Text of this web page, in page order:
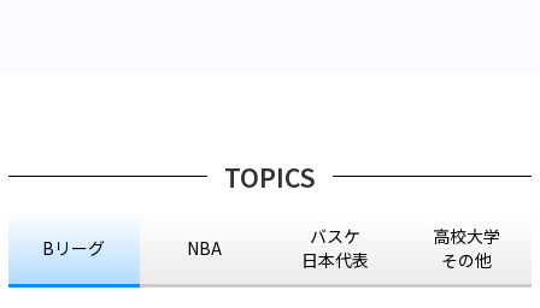
TOPICS
Bリーグ NBA
バスケ
日本代表
高校大学
その他